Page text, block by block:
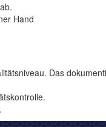
Hand
Das